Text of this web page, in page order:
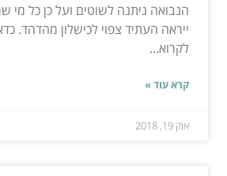
הנבואה ניתנה לשוטים ועל כן כל מי
ייראה העתיד צפוי לכישלון מהדהד.
לקרוא...
קרא עוד »
אוק 19, 2018